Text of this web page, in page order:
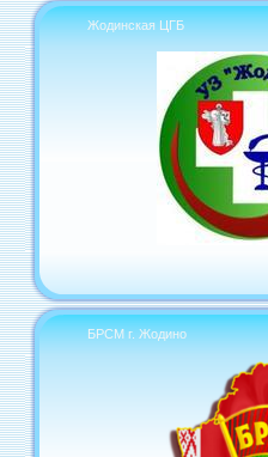
Жодинская ЦГБ
БРСМ г. Жодино